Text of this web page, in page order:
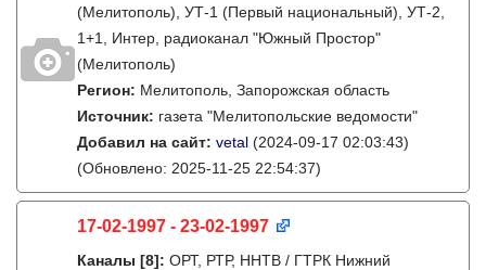
(Мелитополь), УТ-1 (Первый национальный), УТ-2,
1+1, Интер, радиоканал "Южный Простор"
(Мелитополь)
Регион: Мелитополь, Запорожская область
Источник: газета "Мелитопольские ведомости"
Добавил на сайт: vetal (2024-09-17 02:03:43)
(Обновлено: 2025-11-25 22:54:37)
17-02-1997 - 23-02-1997
Каналы [8]: ОРТ, РТР, ННТВ / ГТРК Нижний